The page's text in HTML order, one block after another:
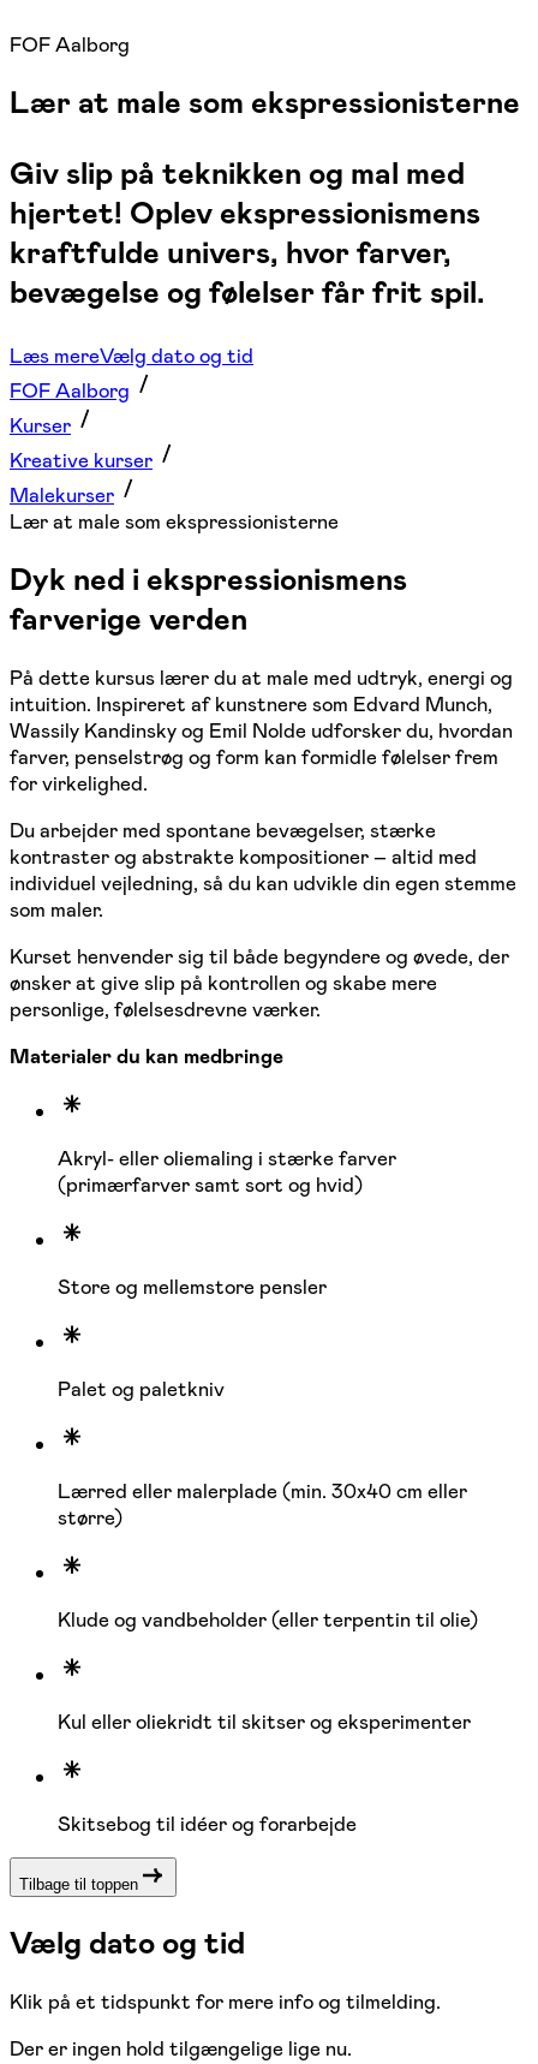
FOF Aalborg
Lær at male som ekspressionisterne
Giv slip på teknikken og mal med
hjertet! Oplev ekspressionismens
kraftfulde univers, hvor farver,
bevægelse og følelser får frit spil.
Læs mereVælg dato og tid
FOF Aalborg
Kurser
Kreative kurser
Malekurser
Lær at male som ekspressionisterne
Dyk ned i ekspressionismens
farverige verden
På dette kursus lærer du at male med udtryk, energi og
intuition. Inspireret af kunstnere som Edvard Munch,
Wassily Kandinsky og Emil Nolde udforsker du, hvordan
farver, penselstrøg og form kan formidle følelser frem
for virkelighed.
Du arbejder med spontane bevægelser, stærke
kontraster og abstrakte kompositioner – altid med
individuel vejledning, så du kan udvikle din egen stemme
som maler.
Kurset henvender sig til både begyndere og øvede, der
ønsker at give slip på kontrollen og skabe mere
personlige, følelsesdrevne værker.
Materialer du kan medbringe
Akryl- eller oliemaling i stærke farver
(primærfarver samt sort og hvid)
Store og mellemstore pensler
Palet og paletkniv
Lærred eller malerplade (min. 30x40 cm eller
større)
Klude og vandbeholder (eller terpentin til olie)
Kul eller oliekridt til skitser og eksperimenter
Skitsebog til idéer og forarbejde
Tilbage til toppen
Vælg dato og tid
Klik på et tidspunkt for mere info og tilmelding.
Der er ingen hold tilgængelige lige nu.